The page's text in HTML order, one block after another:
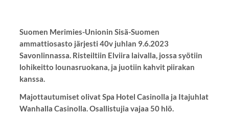
Suomen Merimies-Unionin Sisä-Suomen
ammattiosasto järjesti 40v juhlan 9.6.2023
Savonlinnassa. Risteiltiin Elviira laivalla, jossa syötiin
lohikeitto lounasruokana, ja juotiin kahvit piirakan
kanssa.
Majottautumiset olivat Spa Hotel Casinolla ja Itajuhlat
Wanhalla Casinolla. Osallistujia vajaa 50 hlö.